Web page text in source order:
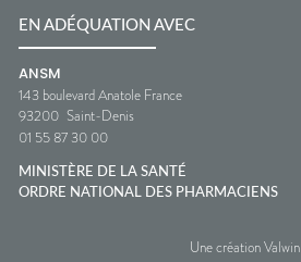
EN ADÉQUATION AVEC
ANSM
143 boulevard Anatole France
93200 Saint-Denis
01 55 87 30 00
MINISTÈRE DE LA SANTÉ
ORDRE NATIONAL DES PHARMACIENS
Une création Valwin